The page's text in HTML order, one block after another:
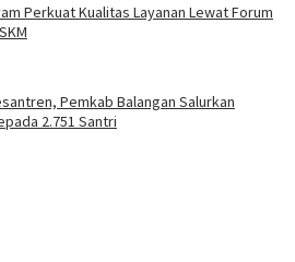
Perkuat Kualitas Layanan Lewat Forum
Pemkab Balangan Salurkan
2.751 Santri